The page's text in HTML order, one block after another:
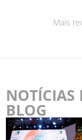
Mais
NOTÍCIAS
BLOG